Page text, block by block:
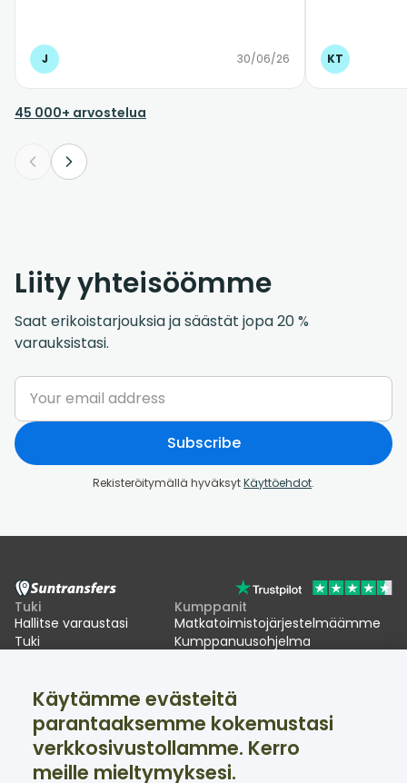
J 30/06/26 KT
45 000+ arvostelua
Liity yhteisöömme
Saat erikoistarjouksia ja säästät jopa 20 %
varauksistasi.
Subscribe
Rekisteröitymällä hyväksytKäyttöehdot.
Tuki
Hallitse varaustasi
Tuki
Kumppanit
Matkatoimistojärjestelmäämme
Kumppanuusohjelma
Suntransfers
Tietoa meistä
Arvostelut
Hiihtokuljetukset
Sosiaalinen media
Facebook
Tuki saatavilla 24/7
Käytämme evästeitä
parantaaksemme kokemustasi
verkkosivustollamme. Kerro
meille mieltymyksesi.